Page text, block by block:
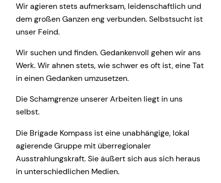
Wir agieren stets aufmerksam, leidenschaftlich und
dem großen Ganzen eng verbunden. Selbstsucht ist
unser Feind.
Wir suchen und finden. Gedankenvoll gehen wir ans
Werk. Wir ahnen stets, wie schwer es oft ist, eine Tat
in einen Gedanken umzusetzen.
Die Schamgrenze unserer Arbeiten liegt in uns
selbst.
Die Brigade Kompass ist eine unabhängige, lokal
agierende Gruppe mit überregionaler
Ausstrahlungskraft. Sie äußert sich aus sich heraus
in unterschiedlichen Medien.